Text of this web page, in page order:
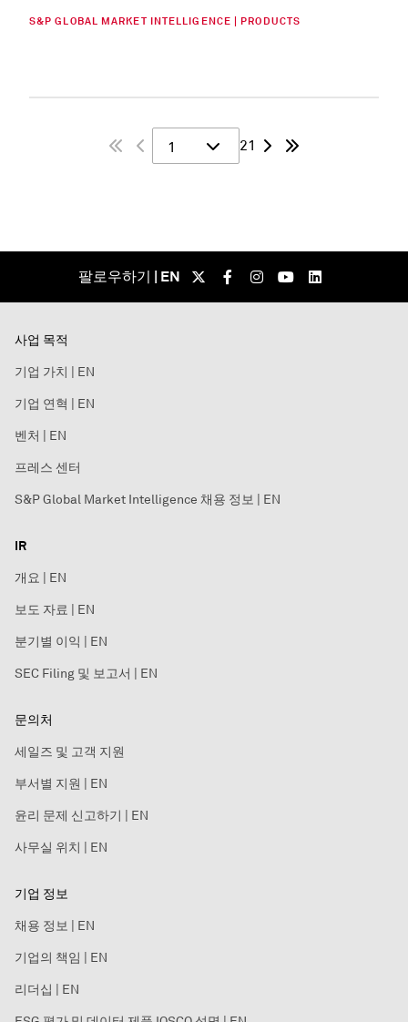
S&P GLOBAL MARKET INTELLIGENCE | PRODUCTS
1 21
팔로우하기 | EN
사업 목적
기업 가치 | EN
기업 연혁 | EN
벤처 | EN
프레스 센터
S&P Global Market Intelligence 채용 정보 | EN
IR
개요 | EN
보도 자료 | EN
분기별 이익 | EN
SEC Filing 및 보고서 | EN
문의처
세일즈 및 고객 지원
부서별 지원 | EN
윤리 문제 신고하기 | EN
사무실 위치 | EN
기업 정보
채용 정보 | EN
기업의 책임 | EN
리더십 | EN